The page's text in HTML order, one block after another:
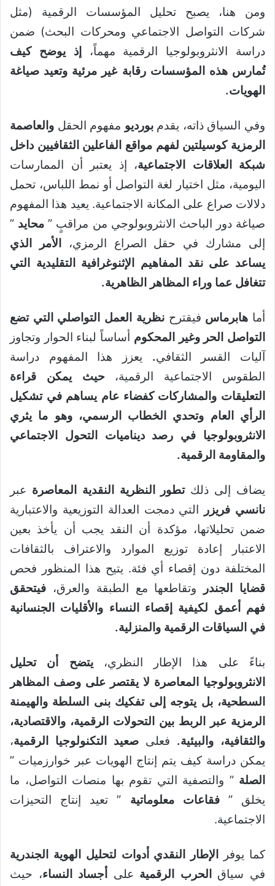
ومن هنا، يصبح تحليل المؤسسات الرقمية (مثل
شركات التواصل الاجتماعي ومحركات البحث) ضمن
دراسة الانثروبولوجيا الرقمية مهماً،
إذ يوضح كيف
تُمارس هذه المؤسسات رقابة غير مرئية وتعيد صياغة
الهويات.
وفي السياق ذاته، يقدمبورديو مفهوم الحقل والعاصمة
الرمزية كوسيلتين لفهم مواقع الفاعلين الثقافيين داخل
شبكة العلاقات الاجتماعية، إذ يعتبر أن الممارسات
اليومية، مثل اختيار لغة التواصل أو نمط اللباس، تحمل
دلالات صراع على المكانة الاجتماعية. يعيد هذا المفهوم
صياغة دور الباحث الانثروبولوجي من مراقبٍ ” محايد ”
إلى مشارك في حقل الصراع الرمزي،
الأمر الذي
يساعد على نقد المفاهيم الإثنوغرافية التقليدية التي
تتغافل عما وراء المظاهر الظاهرية.
أما هابرماس فيقترحنظرية العمل التواصلي التي تضع
التواصل الحر وغير المحكوم أساساً لبناء الحوار وتجاوز
آليات القسر الثقافي. يعزز هذا المفهوم دراسة
الطقوس الاجتماعية الرقمية،حيث يمكن قراءة
التعليقات والمشاركات كفضاء عام يساهم في تشكيل
الرأي العام وتحدي الخطاب الرسمي، وهو ما يثري
النثروبولوجيا في رصد ديناميات التحول الاجتماعي
والمقاومة الرقمية.
يضاف إلى ذلكتطور النظرية النقدية المعاصرة عبر
نانسي فريزر
التي دمجت العدالة التوزيعية والاعتبارية
ضمن تحليلاتها، مؤكدة أن النقد يجب أن يأخذ بعين
الاعتبار إعادة توزيع الموارد والاعتراف بالثقافات
المختلفة دون إقصاء أي فئة. يتيح هذا المنظور فحص
قضايا الجندر
وتقاطعها مع الطبقة والعرق، فيتحقق
فهم أعمق لكيفية إقصاء النساء والأقليات الجنسانية
في السياقات الرقمية والمنزلية.
بناءً على هذا الإطار النظري،يتضح أن تحليل
الانثروبولوجيا المعاصرة لا يقتصر على وصف المظاهر
السطحية، بل يتوجه إلى تفكيك بنى السلطة والهيمنة
الرمزية عبر الربط بين التحولات الرقمية، والاقتصادية،
والثقافية، والبيئية. فعلى صعيد التكنولوجيا الرقمية،
يمكن دراسة كيف يتم إنتاج الهويات عبر خوارزميات ”
الصلة ” والتصفية التي تقوم بها منصات التواصل، ما
يخلق ”فقاعات معلوماتية ” تعيد إنتاج التحيزات
الاجتماعية.
كما يوفر
الإطار النقدي أدوات لتحليل الهوية الجندرية
في سياق
الحرب الرقمية على أجساد النساء، حيث